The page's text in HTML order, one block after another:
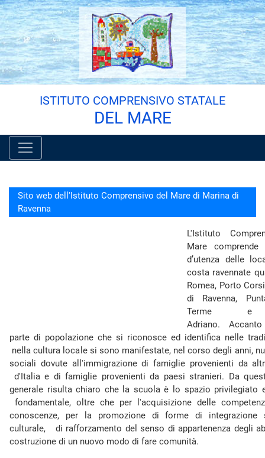
Vai al menù principale
Vai al menù secondario
Vai ai contenuti
Vai a fondo pagina
ISTITUTO COMPRENSIVO STATALE
DEL MARE
Sito web dell'Istituto Comprensivo del Mare di Marina di
Ravenna
L'Istituto
Mare
d’utenza delle
costa ravennate
Romea, Porto
di Ravenna,
Terme e
Adriano.
parte di popolazione che si riconosce ed identifica nelle
nella cultura locale si sono manifestate, nel corso degli anni,
sociali dovute all'immigrazione di famiglie provenienti da
d'Italia e di famiglie provenienti da paesi stranieri. Da
generale risulta chiaro che la scuola è lo spazio
fondamentale, oltre che per l'acquisizione delle
conoscenze, per la promozione di forme di integrazione
culturale, di rafforzamento del senso di appartenenza degli
costruzione di un nuovo modo di fare comunità.